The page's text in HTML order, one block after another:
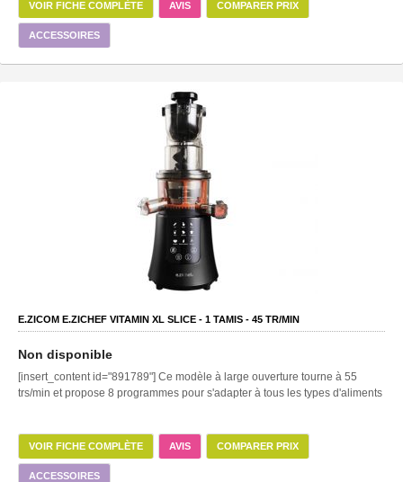
VOIR FICHE COMPLÈTE AVIS COMPARER PRIX
ACCESSOIRES
E.ZICOM E.ZICHEF VITAMIN XL SLICE - 1 TAMIS - 45 TR/MIN
Non disponible
[insert_content id="891789"] Ce modèle à large ouverture tourne à 55
trs/min et propose 8 programmes pour s'adapter à tous les types d'aliments
VOIR FICHE COMPLÈTE AVIS COMPARER PRIX
ACCESSOIRES